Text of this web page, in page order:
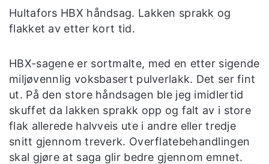
Hultafors HBX håndsag. Lakken sprakk og
flakket av etter kort tid.
HBX-sagene er sortmalte, med en etter sigende
miljøvennlig voksbasert pulverlakk. Det ser fint
ut. På den store håndsagen ble jeg imidlertid
skuffet da lakken sprakk opp og falt av i store
flak allerede halvveis ute i andre eller tredje
snitt gjennom treverk. Overflatebehandlingen
skal gjøre at saga glir bedre gjennom emnet.